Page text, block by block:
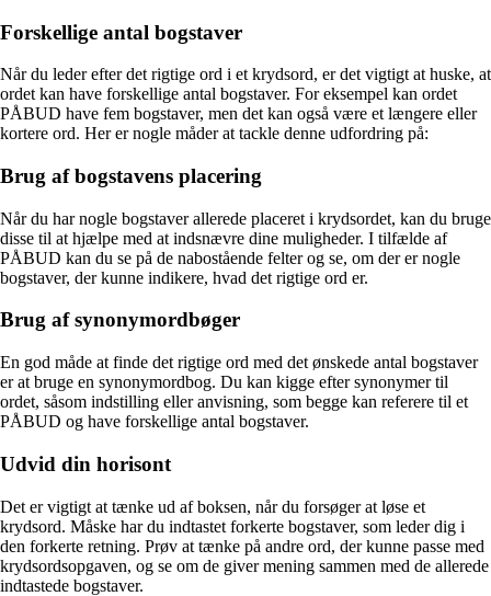
Forskellige antal bogstaver
Når du leder efter det rigtige ord i et krydsord, er det vigtigt at huske, at
ordet kan have forskellige antal bogstaver. For eksempel kan ordet
PÅBUD have fem bogstaver, men det kan også være et længere eller
kortere ord. Her er nogle måder at tackle denne udfordring på:
Brug af bogstavens placering
Når du har nogle bogstaver allerede placeret i krydsordet, kan du bruge
disse til at hjælpe med at indsnævre dine muligheder. I tilfælde af
PÅBUD kan du se på de nabostående felter og se, om der er nogle
bogstaver, der kunne indikere, hvad det rigtige ord er.
Brug af synonymordbøger
En god måde at finde det rigtige ord med det ønskede antal bogstaver
er at bruge en synonymordbog. Du kan kigge efter synonymer til
ordet, såsom indstilling eller anvisning, som begge kan referere til et
PÅBUD og have forskellige antal bogstaver.
Udvid din horisont
Det er vigtigt at tænke ud af boksen, når du forsøger at løse et
krydsord. Måske har du indtastet forkerte bogstaver, som leder dig i
den forkerte retning. Prøv at tænke på andre ord, der kunne passe med
krydsordsopgaven, og se om de giver mening sammen med de allerede
indtastede bogstaver.